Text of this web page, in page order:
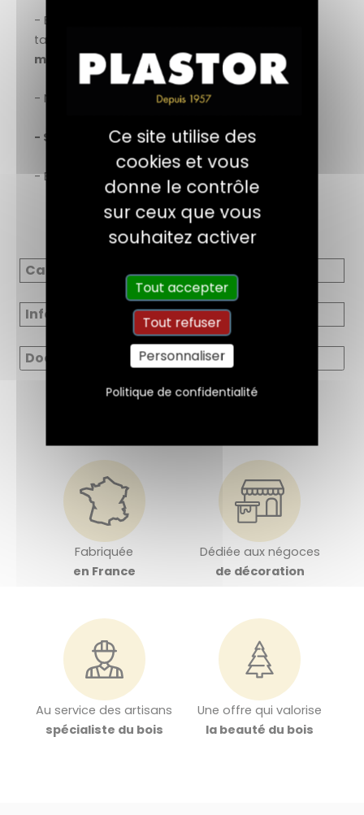
- Elimine le grisaillement des bois ainsi que les
taches
moisissures.
- Ne décolore pas le bois des terrasses.
- Sans danger pour la faune et la flore.
- En phase aqueuse.
Caractéristiques
Informations réglementaires
Documents
Fabriquée
en France
Au service des artisans
spécialiste du bois
Dédiée aux négoces
de décoration
Une offre qui valorise
la beauté du bois
Ce site utilise des
cookies et vous
donne le contrôle
sur ceux que vous
souhaitez activer
Tout accepter
Tout refuser
Personnaliser
Politique de confidentialité